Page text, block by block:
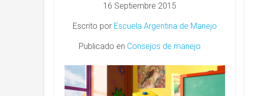
16 Septiembre 2015
Escrito por Escuela Argentina de Manejo
Publicado en Consejos de manejo